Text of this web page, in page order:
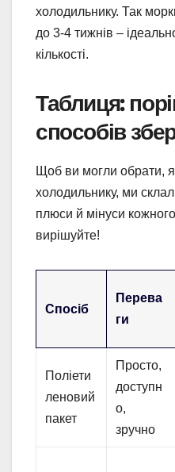
холодильнику. Так
до 3-4 тижнів –
кількості.
Таблиця:
способів
Щоб ви могли обрати,
холодильнику, ми
плюси й мінуси
вирішуйте!
Спосіб
Перева
ги
Поліети
леновий
пакет
Просто,
доступн
о,
зручно